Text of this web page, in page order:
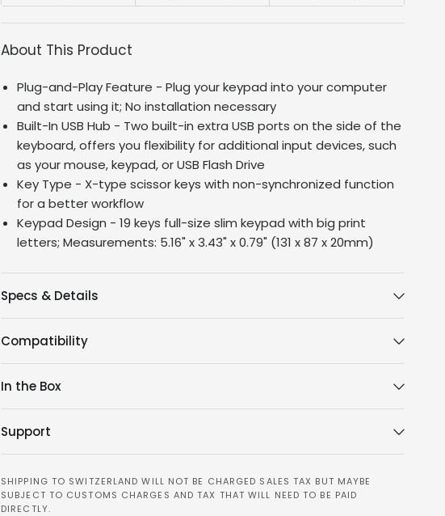
About This Product
Plug-and-Play Feature - Plug your keypad into your computer
and start using it; No installation necessary
Built-In USB Hub - Two built-in extra USB ports on the side of the
keyboard, offers you flexibility for additional input devices, such
as your mouse, keypad, or USB Flash Drive
Key Type - X-type scissor keys with non-synchronized function
for a better workflow
Keypad Design - 19 keys full-size slim keypad with big print
letters; Measurements: 5.16" x 3.43" x 0.79" (131 x 87 x 20mm)
Specs & Details
Compatibility
In the Box
Support
SHIPPING TO SWITZERLAND WILL NOT BE CHARGED SALES TAX BUT MAYBE
SUBJECT TO CUSTOMS CHARGES AND TAX THAT WILL NEED TO BE PAID
DIRECTLY.